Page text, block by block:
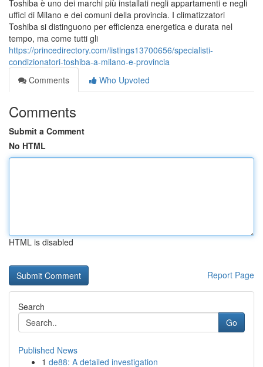
Toshiba è uno dei marchi più installati negli appartamenti e negli
uffici di Milano e dei comuni della provincia. I climatizzatori
Toshiba si distinguono per efficienza energetica e durata nel
tempo, ma come tutti gli
https://princedirectory.com/listings13700656/specialisti-
condizionatori-toshiba-a-milano-e-provincia
Comments
Who Upvoted
Comments
Submit a Comment
No HTML
HTML is disabled
Report Page
Search
Go
Published News
1 de88: A detailed investigation